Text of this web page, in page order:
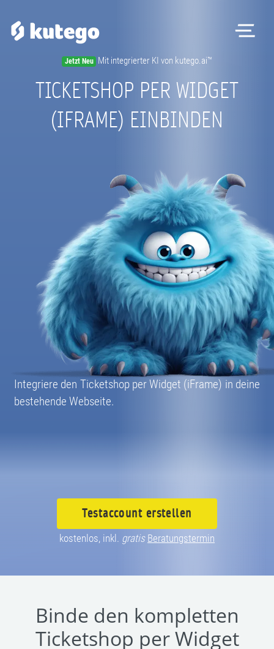
Jetzt Neu Mit integrierter KI von kutego.ai™
TICKETSHOP PER WIDGET
(IFRAME) EINBINDEN
Integriere den Ticketshop per Widget (iFrame) in deine
bestehende Webseite.
Testaccount erstellen
kostenlos, inkl. gratis Beratungstermin
Binde den kompletten
Ticketshop per Widget
Hardware
Preise
Magazin
Registrieren
Beratungstermin
08004003055